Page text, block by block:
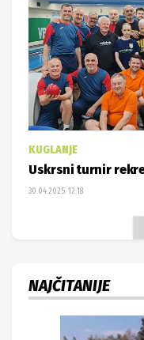
KUGLANJE
Uskrsni turnir
30.04.2025. 12:18
NAJČITANIJE